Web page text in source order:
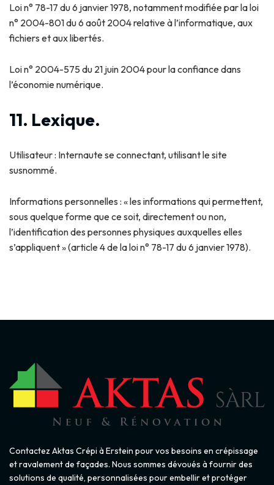
Loi n° 78-17 du 6 janvier 1978, notamment modifiée par la loi
n° 2004-801 du 6 août 2004 relative à l’informatique, aux
fichiers et aux libertés.
Loi n° 2004-575 du 21 juin 2004 pour la confiance dans
l’économie numérique.
11. Lexique.
Utilisateur : Internaute se connectant, utilisant le site
susnommé.
Informations personnelles : « les informations qui permettent,
sous quelque forme que ce soit, directement ou non,
l’identification des personnes physiques auxquelles elles
s’appliquent » (article 4 de la loi n° 78-17 du 6 janvier 1978).
Contactez Aktas Crépi à Erstein pour vos besoins en crépissage
et ravalement de façades. Nous sommes dévoués à fournir des
solutions de qualité, personnalisées pour embellir et protéger